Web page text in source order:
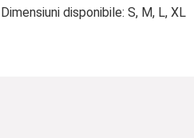
disponibile: S, M, L, XL